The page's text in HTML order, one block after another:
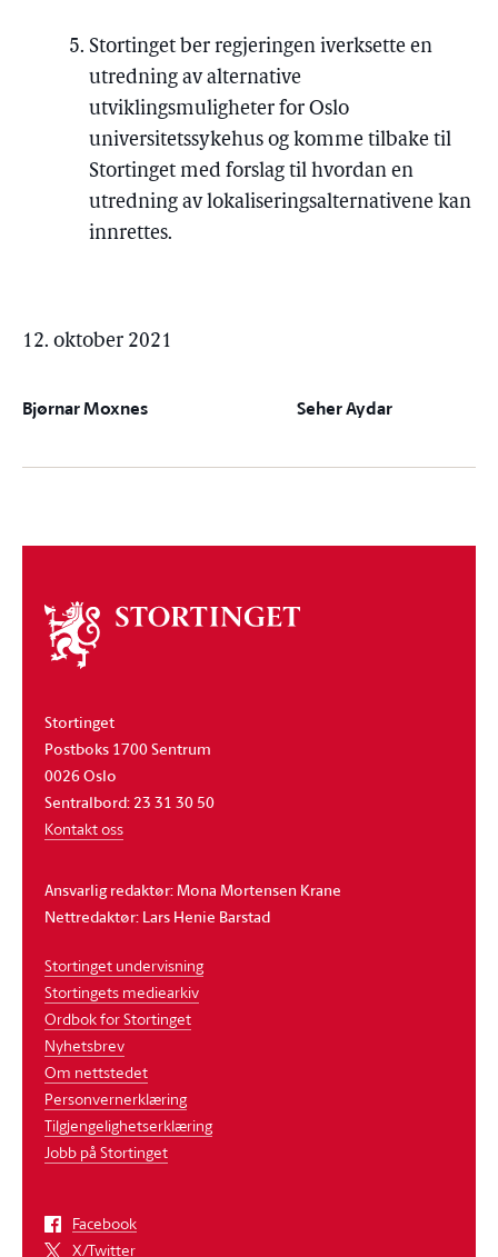
Stortinget ber regjeringen iverksette en
utredning av alternative
utviklingsmuligheter for Oslo
universitetssykehus og komme tilbake til
Stortinget med forslag til hvordan en
utredning av lokaliseringsalternativene kan
innrettes.
12. oktober 2021
Bjørnar Moxnes Seher Aydar
Om
stortinget
Stortinget
Postboks 1700 Sentrum
0026 Oslo
Sentralbord: 23 31 30 50
Kontakt oss
Ansvarlig redaktør: Mona Mortensen Krane
Nettredaktør: Lars Henie Barstad
Stortinget undervisning
Stortingets mediearkiv
Ordbok for Stortinget
Nyhetsbrev
Om nettstedet
Personvernerklæring
Tilgjengelighetserklæring
Jobb på Stortinget
Facebook
X/Twitter